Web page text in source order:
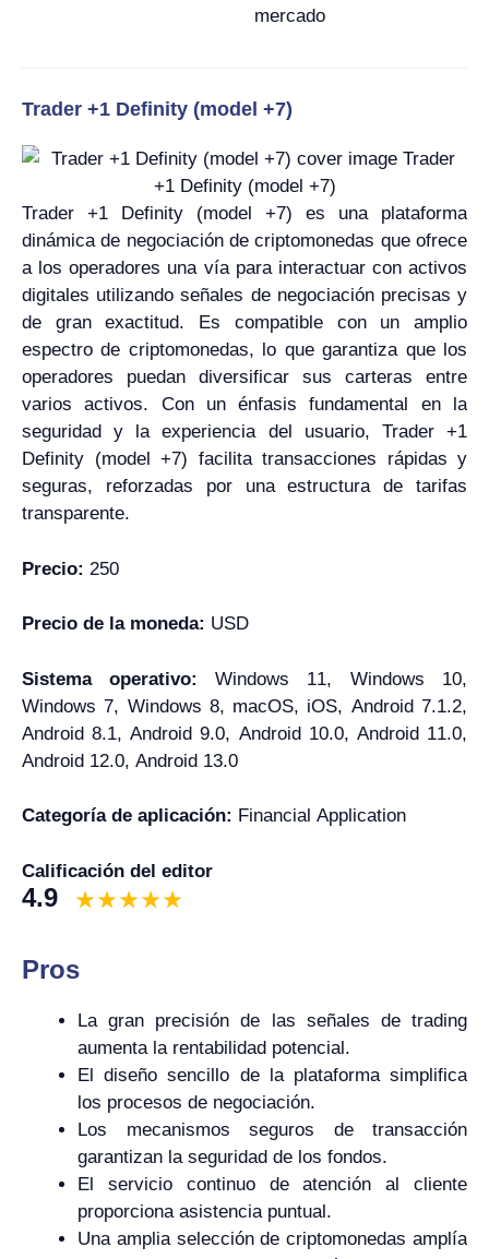
mercado
Trader +1 Definity (model +7)
Trader +1 Definity (model +7) es una plataforma
dinámica de negociación de criptomonedas que ofrece
a los operadores una vía para interactuar con activos
digitales utilizando señales de negociación precisas y
de gran exactitud. Es compatible con un amplio
espectro de criptomonedas, lo que garantiza que los
operadores puedan diversificar sus carteras entre
varios activos. Con un énfasis fundamental en la
seguridad y la experiencia del usuario, Trader +1
Definity (model +7) facilita transacciones rápidas y
seguras, reforzadas por una estructura de tarifas
transparente.
Precio: 250
Precio de la moneda: USD
Sistema operativo: Windows 11, Windows 10,
Windows 7, Windows 8, macOS, iOS, Android 7.1.2,
Android 8.1, Android 9.0, Android 10.0, Android 11.0,
Android 12.0, Android 13.0
Categoría de aplicación: Financial Application
Calificación del editor
4.9
Pros
La gran precisión de las señales de trading
aumenta la rentabilidad potencial.
El diseño sencillo de la plataforma simplifica
los procesos de negociación.
Los mecanismos seguros de transacción
garantizan la seguridad de los fondos.
El servicio continuo de atención al cliente
proporciona asistencia puntual.
Una amplia selección de criptomonedas amplía